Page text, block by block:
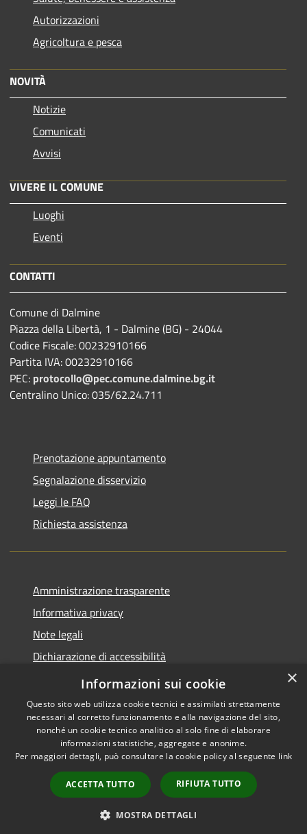
Autorizzazioni
Agricoltura e pesca
NOVITÀ
Notizie
Comunicati
Avvisi
VIVERE IL COMUNE
Luoghi
Eventi
CONTATTI
Comune di Dalmine
Piazza della Libertà, 1 - Dalmine (BG) - 24044
Codice Fiscale: 00232910166
Partita IVA: 00232910166
PEC: protocollo@pec.comune.dalmine.bg.it
Centralino Unico: 035/62.24.711
Prenotazione appuntamento
Segnalazione disservizio
Leggi le FAQ
Richiesta assistenza
Amministrazione trasparente
Informativa privacy
Note legali
Dichiarazione di accessibilità
Piano di miglioramento del sito
Accessibilità
Copyright © 2026 • Comune di
Dalmine • Powered by
Municipium•
Accesso
redazione
×
Informazioni sui cookie
Questo sito web utilizza cookie tecnici e assimilati strettamente
necessari al corretto funzionamento e alla navigazione del sito,
nonché un cookie tecnico analitico al solo fine di elaborare
informazioni statistiche, aggregate e anonime.
Per maggiori dettagli, può consultare la cookie policy al seguente link
ACCETTA TUTTO RIFIUTA TUTTO
MOSTRA DETTAGLI